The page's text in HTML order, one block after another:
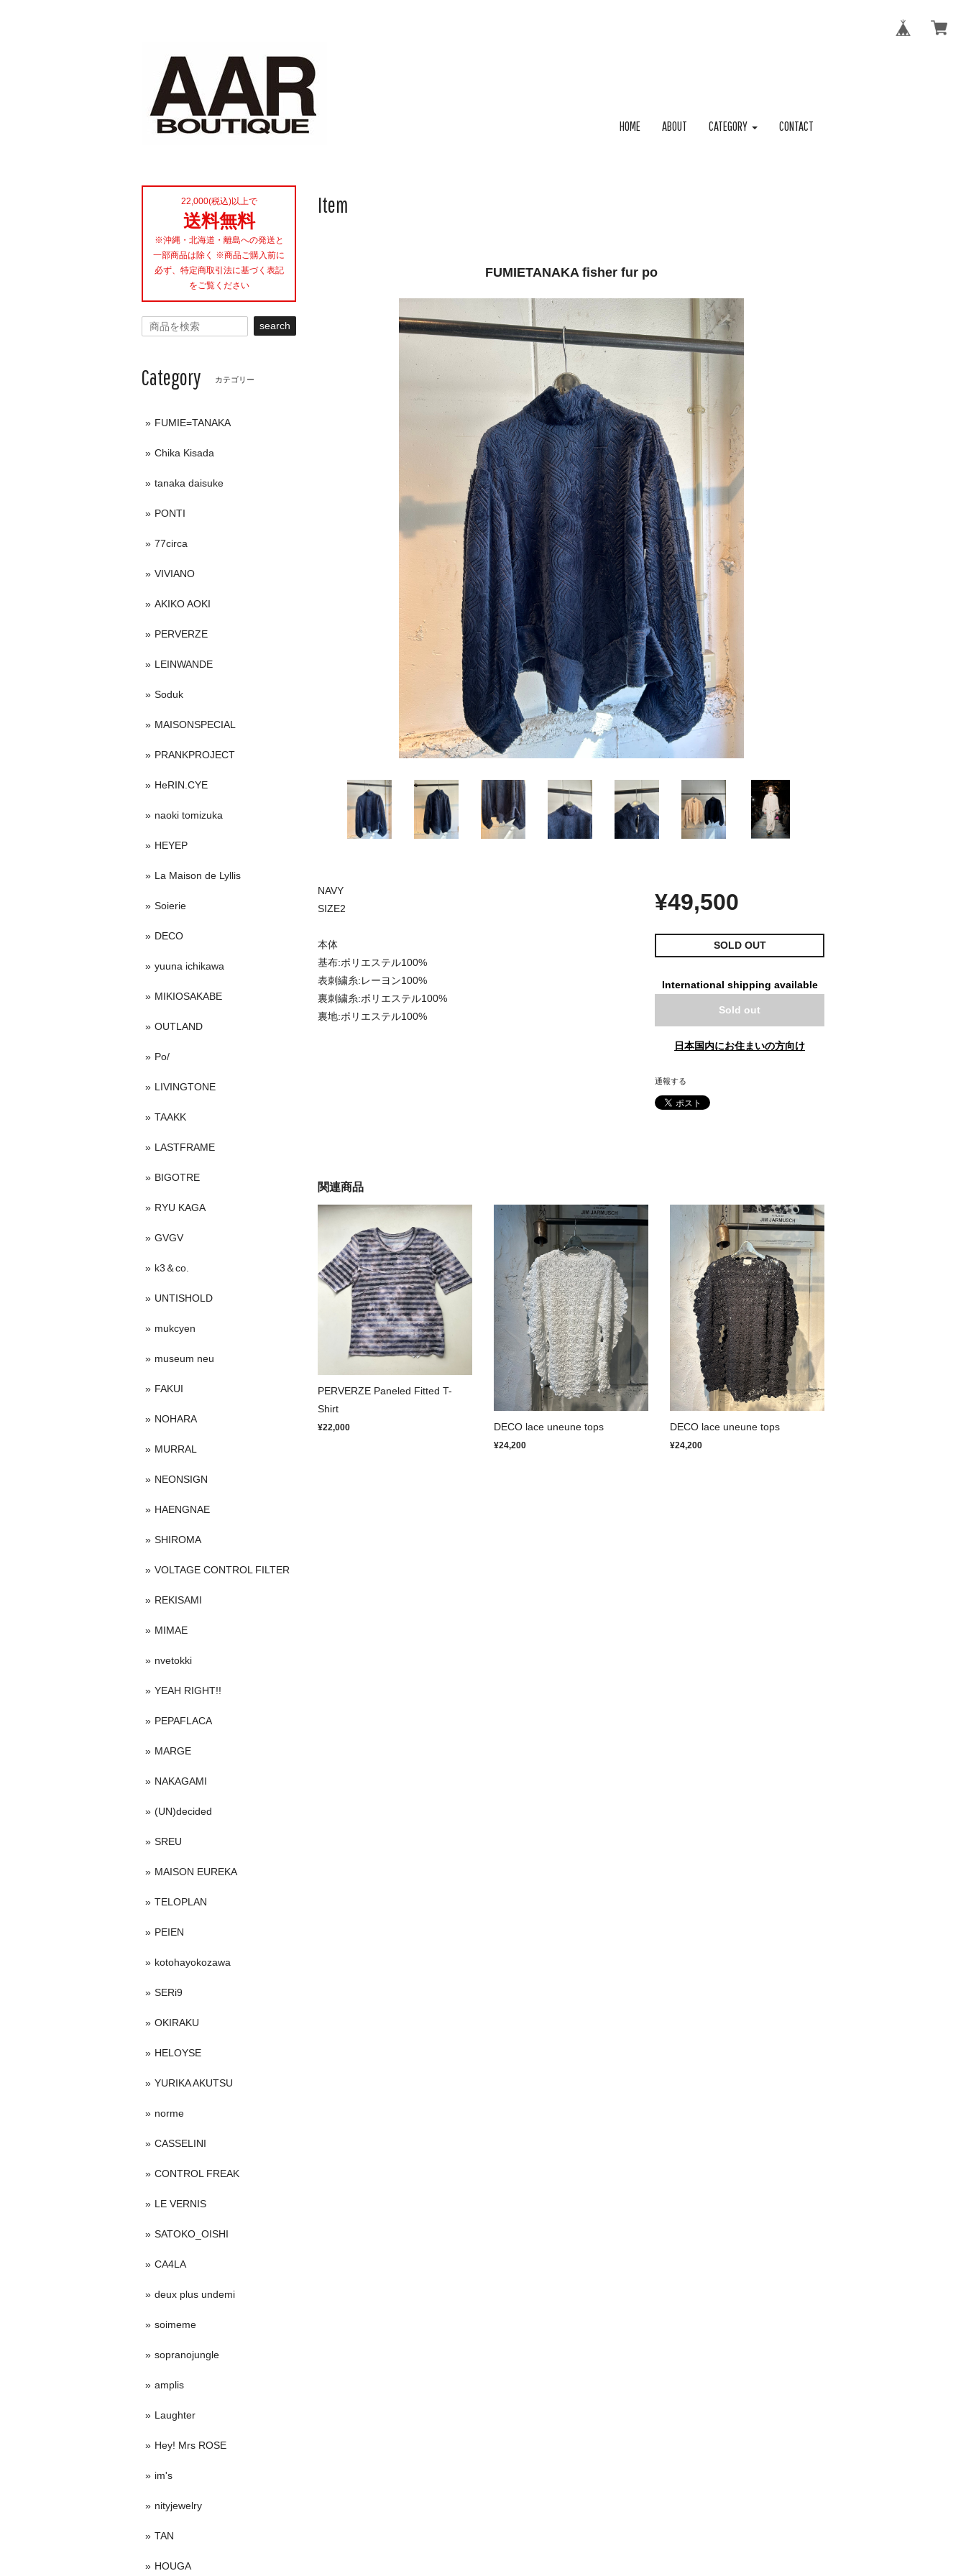
HOME ABOUT CATEGORY CONTACT
Item
FUMIETANAKA fisher fur po
NAVY
SIZE2
本体
基布:ポリエステル100%
表刺繍糸:レーヨン100%
裏刺繍糸:ポリエステル100%
裏地:ポリエステル100%
¥49,500
SOLD OUT
International shipping available
Sold out
日本国内にお住まいの方向け
通報する
関連商品
PERVERZE Paneled Fitted T-
Shirt
¥22,000 DECO lace uneune tops
¥24,200
DECO lace uneune tops
¥24,200
22,000(税込)以上で
送料無料
※沖縄・北海道・離島への発送と
一部商品は除く ※商品ご購入前に
必ず、特定商取引法に基づく表記
をご覧ください
search
Category カテゴリー
FUMIE=TANAKA
Chika Kisada
tanaka daisuke
PONTI
77circa
VIVIANO
AKIKO AOKI
PERVERZE
LEINWANDE
Soduk
MAISONSPECIAL
PRANKPROJECT
HeRIN.CYE
naoki tomizuka
HEYEP
La Maison de Lyllis
Soierie
DECO
yuuna ichikawa
MIKIOSAKABE
OUTLAND
Po/
LIVINGTONE
TAAKK
LASTFRAME
BIGOTRE
RYU KAGA
GVGV
k3＆co.
UNTISHOLD
mukcyen
museum neu
FAKUI
NOHARA
MURRAL
NEONSIGN
HAENGNAE
SHIROMA
VOLTAGE CONTROL FILTER
REKISAMI
MIMAE
nvetokki
YEAH RIGHT!!
PEPAFLACA
MARGE
NAKAGAMI
(UN)decided
SREU
MAISON EUREKA
TELOPLAN
PEIEN
kotohayokozawa
SERi9
OKIRAKU
HELOYSE
YURIKA AKUTSU
norme
CASSELINI
CONTROL FREAK
LE VERNIS
SATOKO_OISHI
CA4LA
deux plus undemi
soimeme
sopranojungle
amplis
Laughter
Hey! Mrs ROSE
im's
nityjewelry
TAN
HOUGA